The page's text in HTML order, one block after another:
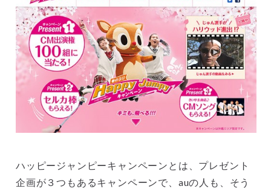
ハッピージャンピーキャンペーンとは、プレゼント
企画が３つもあるキャンペーンで、auの人も、そう